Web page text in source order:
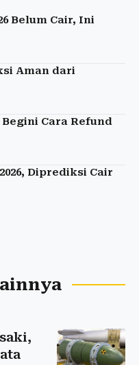
Belum Cair, Ini
Aman dari
Cara Refund
Diprediksi Cair